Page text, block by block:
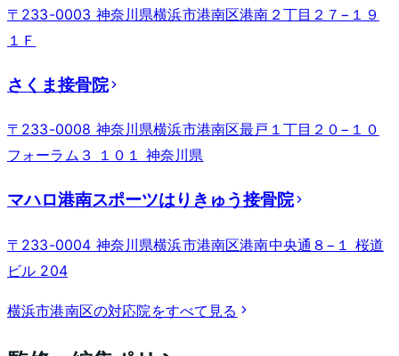
〒233-0003 神奈川県横浜市港南区港南２丁目２７−１９
１Ｆ
さくま接骨院
〒233-0008 神奈川県横浜市港南区最戸１丁目２０−１０
フォーラム３ １０１ 神奈川県
マハロ港南スポーツはりきゅう接骨院
〒233-0004 神奈川県横浜市港南区港南中央通８−１ 桜道
ビル 204
横浜市港南区の対応院をすべて見る